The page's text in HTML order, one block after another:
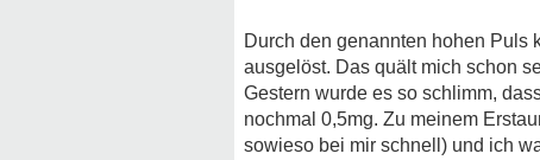
Durch den genannten hohen Puls
ausgelöst. Das quält mich schon
Gestern wurde es so schlimm,
nochmal 0,5mg. Zu meinem
sowieso bei mir schnell) und ich